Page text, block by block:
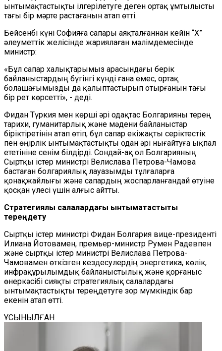
ынтымақтастықты ілгерілетуге деген ортақ ұмтылысты
тағы бір мәрте растағанын атап өтті.
Бейсенбі күні Софияға сапары аяқталғаннан кейін “X”
әлеуметтік желісінде жариялаған мәлімдемесінде
министр:
«Бұл сапар халықтарымыз арасындағы берік
байланыстардың бүгінгі күнді ғана емес, ортақ
болашағымызды да қалыптастырып отырғанын тағы
бір рет көрсетті», - деді.
Фидан Түркия мен көрші әрі одақтас Болгарияны терең
тарихи, гуманитарлық және мәдени байланыстар
біріктіретінін атап өтіп, бұл сапар екіжақты серіктестік
пен өңірлік ынтымақтастықты одан әрі нығайтуға ықпал
ететініне сенім білдірді. Сондай-ақ ол Болгарияның
Сыртқы істер министрі Велислава Петрова-Чамова
бастаған болгариялық лауазымды тұлғаларға
қонақжайлығы және сапардың жоспарланғандай өтуіне
қосқан үлесі үшін алғыс айтты.
Стратегиялық салалардағы ынтымақтастықты
тереңдету
Сыртқы істер министрі Фидан Болгария вице-президенті
Илиана Йотовамен, премьер-министр Румен Радевпен
және сыртқы істер министрі Велислава Петрова-
Чамовамен өткізген кездесулердің энергетика, көлік,
инфрақұрылымдық байланыстылық және қорғаныс
өнеркәсібі сияқты стратегиялық салалардағы
ынтымақтастықты тереңдетуге зор мүмкіндік бар
екенін атап өтті.
ҰСЫНЫЛҒАН